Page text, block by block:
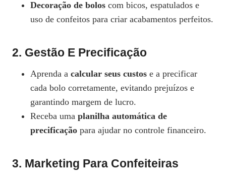
Decoração de bolos com bicos, espatulados e
uso de confeitos para criar acabamentos perfeitos.
2. Gestão E Precificação
Aprenda a calcular seus custos e a precificar
cada bolo corretamente, evitando prejuízos e
garantindo margem de lucro.
Receba uma planilha automática de
precificação para ajudar no controle financeiro.
3. Marketing Para Confeiteiras